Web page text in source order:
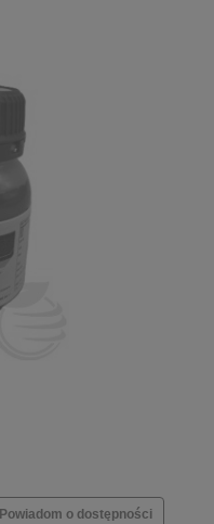
Powiadom o dostępności